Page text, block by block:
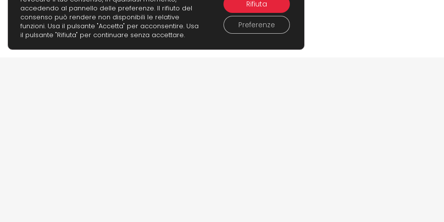
accedendo al pannello delle preferenze. Il rifiuto del
consenso può rendere non disponibili le relative
funzioni. Usa il pulsante "Accetta" per acconsentire. Usa
il pulsante "Rifiuta" per continuare senza accettare.
Rifiuta
Preferenze